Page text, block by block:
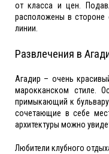
от класса и цен.
расположены в стороне
линии.
Развлечения в
Агадир – очень
марокканском стиле.
примыкающий к
сочетающие в себе
архитектуры можно
Любители клубного